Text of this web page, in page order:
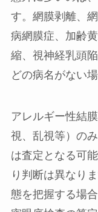
す。網膜剥離、
病網膜症、加齢
縮、視神経乳頭
どの病名がない場
アレルギー性結
視、乱視等）の
は査定となる可
り判断は異なりま
態を把握する場